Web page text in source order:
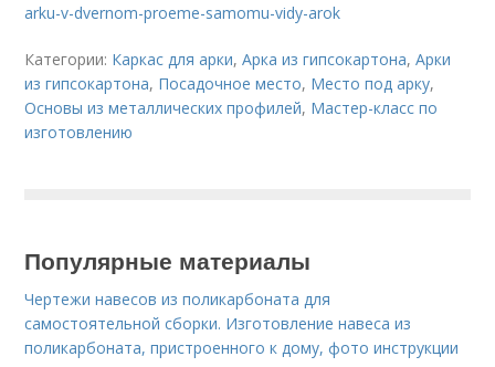
arku-v-dvernom-proeme-samomu-vidy-arok
Категории: Каркас для арки,Арка из гипсокартона,Арки
из гипсокартона, Посадочное место, Место под арку,
Основы из металлических профилей, Мастер-класс по
изготовлению
Популярные материалы
Чертежи навесов из поликарбоната для
самостоятельной сборки. Изготовление навеса из
поликарбоната, пристроенного к дому, фото инструкции